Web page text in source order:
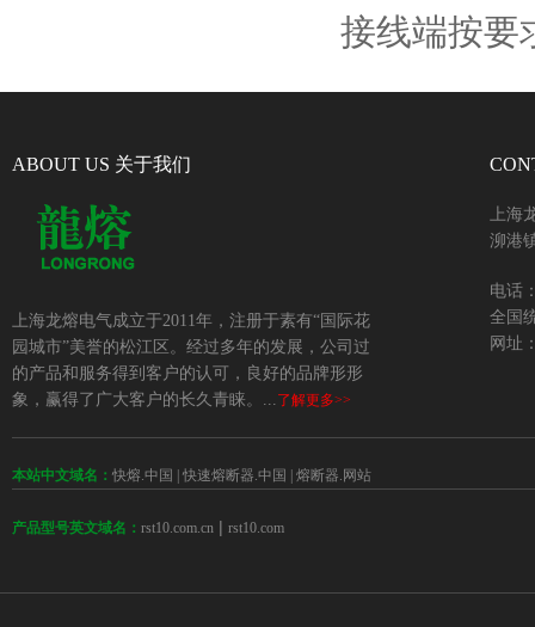
接线端按要
ABOUT US 关于我们
上海龙熔电气成立于2011年，注册于素有“国际花
园城市”美誉的松江区。经过多年的发展，公司过
的产品和服务得到客户的认可，良好的品牌形形
象，赢得了广大客户的长久青睐。...了解更多>>
上海
泖港
电话
全国
网址
本站中文域名： 快熔.中国 快速熔断器.中国 熔断器.网站
产品型号英文域名： rst10.com.cn | rst10.com